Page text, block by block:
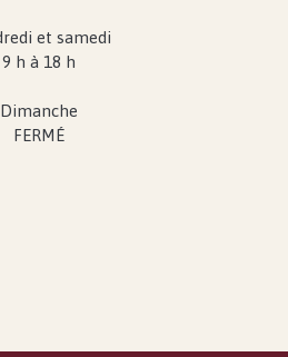
et samedi
9 h à 18 h
Dimanche
FERMÉ